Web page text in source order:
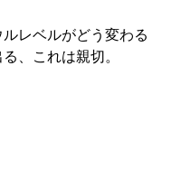
レベルがどう変わる
、これは親切。